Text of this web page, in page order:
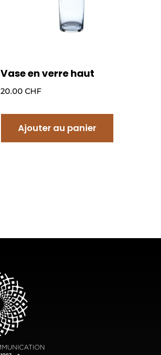
Vase en verre haut
20.00 CHF
Ajouter au panier